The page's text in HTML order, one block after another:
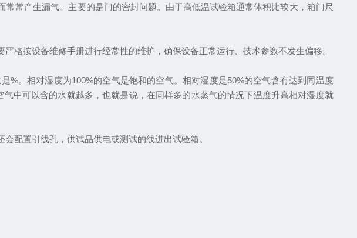
常产生漏气。主要的是门的密封问题。由于高低温试验箱通常体积比较大，箱门尺
格按设备维修手册进行经常性的维护，确保设备正常运行、技术参数不发生偏移。
。相对湿度为100%的空气是饱和的空气。相对湿度是50%的空气含有达到同温度
中可以含的水就越多，也就是说，在同样多的水蒸气的情况下温度升高相对湿度就
配置引线孔，供试品供电或测试的线进出试验箱。